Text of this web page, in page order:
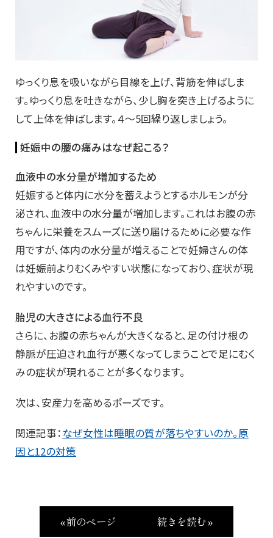
ゆっくり息を吸いながら目線を上げ、背筋を伸ばしま
す。ゆっくり息を吐きながら、少し胸を突き上げるように
して上体を伸ばします。４～5回繰り返しましょう。
妊娠中の腰の痛みはなぜ起こる？
血液中の水分量が増加するため
妊娠すると体内に水分を蓄えようとするホルモンが分
泌され、血液中の水分量が増加します。これはお腹の赤
ちゃんに栄養をスムーズに送り届けるために必要な作
用ですが、体内の水分量が増えることで妊婦さんの体
は妊娠前よりむくみやすい状態になっており、症状が現
れやすいのです。
胎児の大きさによる血行不良
さらに、お腹の赤ちゃんが大きくなると、足の付け根の
静脈が圧迫され血行が悪くなってしまうことで足にむく
みの症状が現れることが多くなります。
次は、安産力を高めるポーズです。
関連記事： なぜ女性は睡眠の質が落ちやすいのか。原
因と12の対策
« 前のページ 続きを読む »